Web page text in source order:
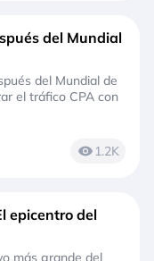
del Mundial
del Mundial de
el tráfico CPA con
1.2K
epicentro del
más grande del